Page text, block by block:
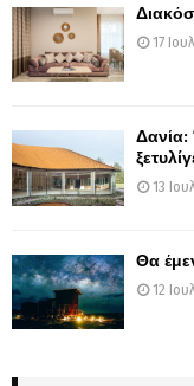
17
13
Θα
12